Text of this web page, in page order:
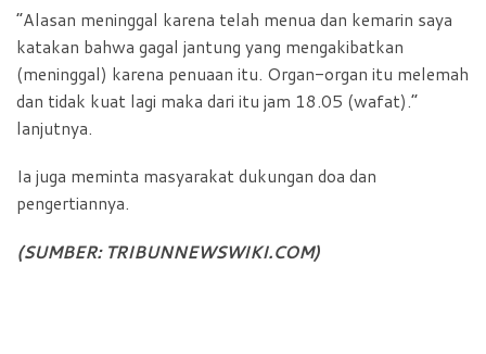
“Alasan meninggal karena telah menua dan kemarin saya
katakan bahwa gagal jantung yang mengakibatkan
(meninggal) karena penuaan itu. Organ-organ itu melemah
dan tidak kuat lagi maka dari itu jam 18.05 (wafat).”
lanjutnya.
Ia juga meminta masyarakat dukungan doa dan
pengertiannya.
(SUMBER: TRIBUNNEWSWIKI.COM)